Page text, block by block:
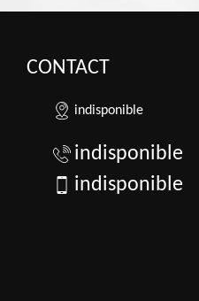
CONTACT
indisponible
indisponible
indisponible